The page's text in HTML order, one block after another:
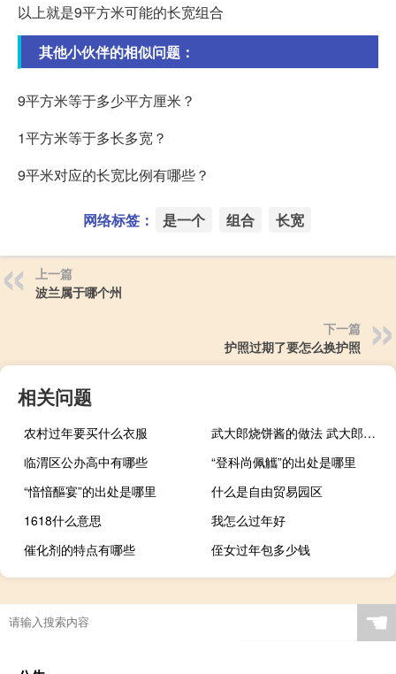
以上就是9平方米可能的长宽组合
其他小伙伴的相似问题：
9平方米等于多少平方厘米？
1平方米等于多长多宽？
9平米对应的长宽比例有哪些？
网络标签： 是一个 组合 长宽
上一篇
波兰属于哪个州
下一篇
护照过期了要怎么换护照
相关问题
农村过年要买什么衣服
武大郎烧饼酱的做法 武大郎烧饼的做法
临渭区公办高中有哪些
“登科尚佩觿”的出处是哪里
“愔愔醧宴”的出处是哪里
什么是自由贸易园区
1618什么意思
我怎么过年好
催化剂的特点有哪些
侄女过年包多少钱
☚